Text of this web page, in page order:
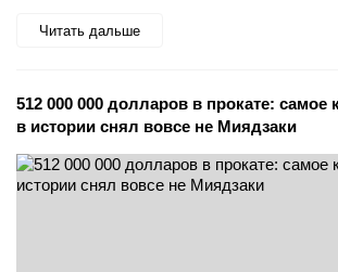
Читать дальше
512 000 000 долларов в прокате: самое
в истории снял вовсе не Миядзаки